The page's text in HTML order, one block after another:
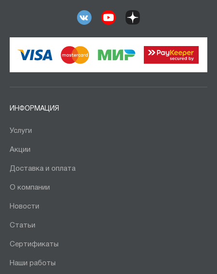
ИНФОРМАЦИЯ
Услуги
Акции
Доставка и оплата
О компании
Новости
Статьи
Сертификаты
Наши работы